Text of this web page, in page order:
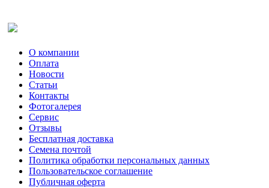
О компании
Оплата
Новости
Статьи
Контакты
Фотогалерея​
Сервис
Отзывы
Бесплатная доставка
Семена почтой
Политика обработки персональных данных
Пользовательское соглашение
Публичная оферта